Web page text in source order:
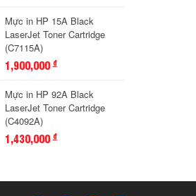
Mực in HP 15A Black
LaserJet Toner Cartridge
(C7115A)
1,900,000đ
Mực in HP 92A Black
LaserJet Toner Cartridge
(C4092A)
1,430,000đ